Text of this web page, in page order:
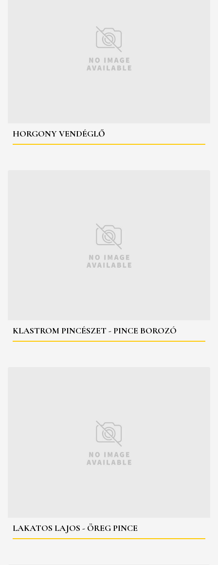
HORGONY VENDÉGLŐ
KLASTROM PINCÉSZET - PINCE BOROZÓ
LAKATOS LAJOS - ÖREG PINCE